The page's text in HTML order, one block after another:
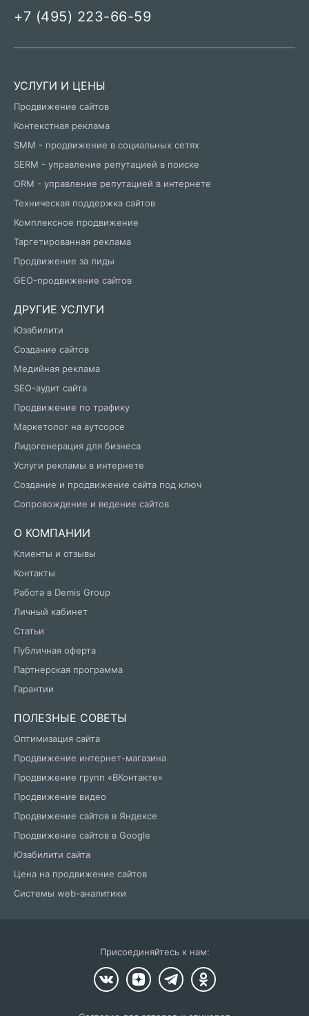
+7 (495) 223-66-59
УСЛУГИ И ЦЕНЫ
Продвижение сайтов
Контекстная реклама
SMM - продвижение в социальных сетях
SERM - управление репутацией в поиске
ORM - управление репутацией в интернете
Техническая поддержка сайтов
Комплексное продвижение
Таргетированная реклама
Продвижение за лиды
GEO-продвижение сайтов
ДРУГИЕ УСЛУГИ
Юзабилити
Создание сайтов
Медийная реклама
SEO-аудит сайта
Продвижение по трафику
Маркетолог на аутсорсе
Лидогенерация для бизнеса
Услуги рекламы в интернете
Создание и продвижение сайта под ключ
Сопровождение и ведение сайтов
О КОМПАНИИ
Клиенты и отзывы
Контакты
Работа в Demis Group
Личный кабинет
Статьи
Публичная оферта
Партнерская программа
Гарантии
ПОЛЕЗНЫЕ СОВЕТЫ
Оптимизация сайта
Продвижение интернет-магазина
Продвижение групп «ВКонтакте»
Продвижение видео
Продвижение сайтов в Яндексе
Продвижение сайтов в Google
Юзабилити сайта
Цена на продвижение сайтов
Системы web-аналитики
Присоединяйтесь к нам: